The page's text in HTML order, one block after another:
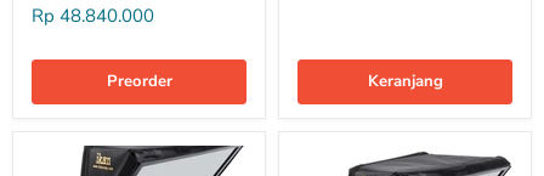
Rp 48.840.000
Preorder Keranjang